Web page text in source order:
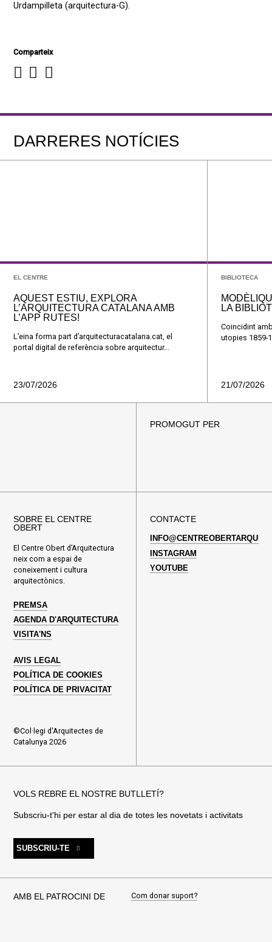
Urdampilleta (arquitectura-G).
Comparteix
DARRERES NOTÍCIES
EL CENTRE
AQUEST ESTIU, EXPLORA
L’ARQUITECTURA CATALANA AMB
L’APP RUTES!
L’eina forma part d’arquitecturacatalana.cat, el
portal digital de referència sobre arquitectur...
23/07/2026
BIBLIOTECA
LA
Coincidint
utopies 1859-
21/07/2026
PROMOGUT PER
SOBRE EL CENTRE
OBERT
El Centre Obert d’Arquitectura
neix com a espai de
coneixement i cultura
arquitectònics.
PREMSA
AGENDA D'ARQUITECTURA
VISITA'NS
AVIS LEGAL
POLÍTICA DE COOKIES
POLÍTICA DE PRIVACITAT
©Col·legi d'Arquitectes de
Catalunya 2026
CONTACTE
INSTAGRAM
YOUTUBE
VOLS REBRE EL NOSTRE BUTLLETÍ?
Subscriu-t'hi per estar al dia de totes les novetats i activitats
SUBSCRIU-TE
AMB EL PATROCINI DE Com donar suport?